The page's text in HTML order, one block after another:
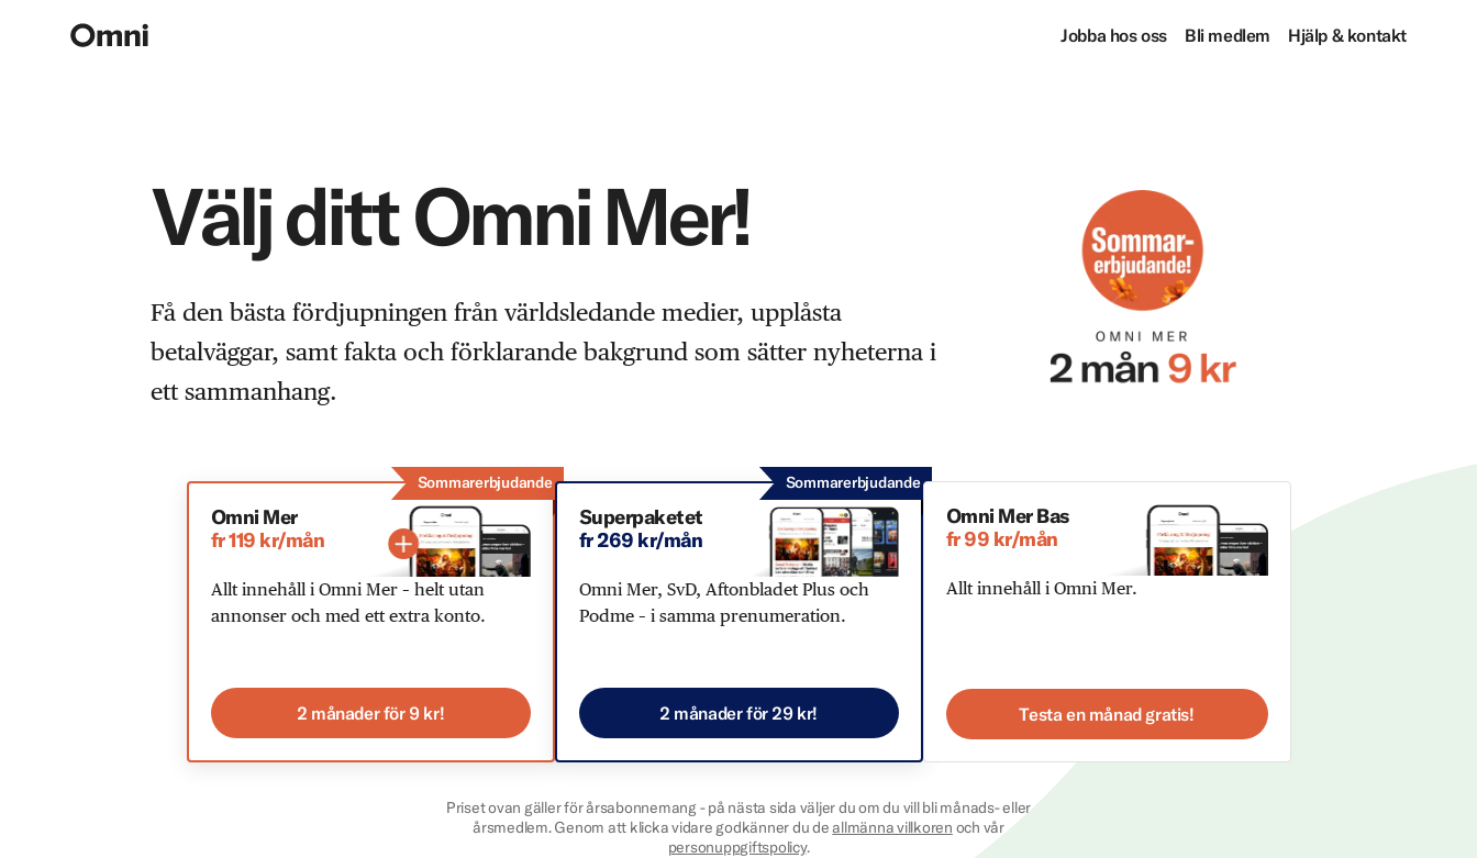
Jobba hos oss Bli medlem Hjälp & kontakt
Välj ditt Omni Mer!
Få den bästa fördjupningen från världsledande medier, upplåsta
betalväggar, samt fakta och förklarande bakgrund som sätter nyheterna i
ett sammanhang.
Sommarerbjudande
Omni Mer
fr 119 kr/mån
Allt innehåll i Omni Mer – helt utan
annonser och med ett extra konto.
2 månader för 9 kr!
Sommarerbjudande
Superpaketet
fr 269 kr/mån
Omni Mer, SvD, Aftonbladet Plus och
Podme – i samma prenumeration.
2 månader för 29 kr!
Omni Mer Bas
fr 99 kr/mån
Allt innehåll i Omni Mer.
Testa en månad gratis!
Priset ovan gäller för årsabonnemang - på nästa sida väljer du om du vill bli månads- eller
årsmedlem. Genom att klicka vidare godkänner du deallmänna villkoren och vår
personuppgiftspolicy.